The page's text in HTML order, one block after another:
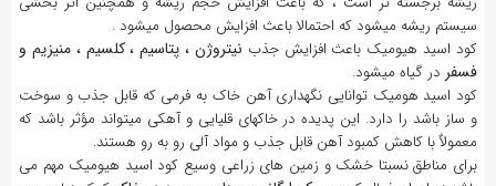
سیستم ریشه میشود که احتمالا باعث افزایش محصول میشود .
کود اسید هیومیک باعث افزایش جذب نیتروژن ، پتاسیم ، کلسیم ، منیزیم و
فسفر در گیاه میشود.
کود اسید هومیک توانایی نگهداری آهن خاک به فرمی که قابل جذب و سوخت
و ساز باشد را دارد. این پدیده در خاکهای قلیایی و آهکی میتواند مؤثر باشد که
معمولاٌ با کاهش کمبود آهن قابل جذب و مواد آلی رو به رو هستند.
برای مناطق نسبتا خشک و زمین های زراعی وسیع کود اسید هیومیک مهم می